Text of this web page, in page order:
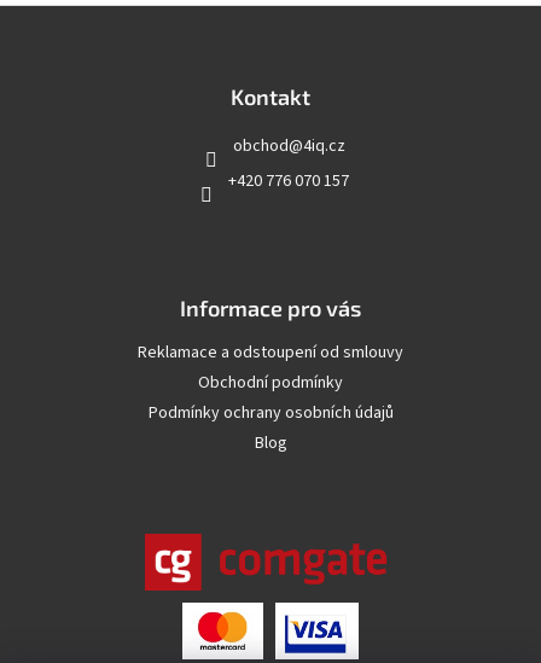
Kontakt
obchod@4iq.cz
+420 776 070 157
Informace pro vás
Reklamace a odstoupení od smlouvy
Obchodní podmínky
Podmínky ochrany osobních údajů
Blog